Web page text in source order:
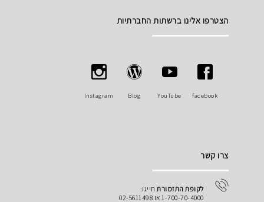
הצטרפו אלינו ברשתות החברתיות
facebook
YouTube
Blog
Instagram
צרו קשר
לקופת התזמורתחייגו:
1-700-70-4000 או 02-5611498